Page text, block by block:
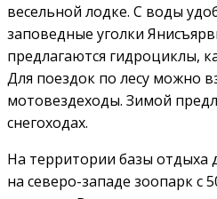
весельной лодке. С воды
заповедные уголки
предлагаются гидроциклы,
Для поездок по лесу можно
мотовездеходы. Зимой
снегоходах.
На территории базы отдыха
на северо-западе зоопарк с